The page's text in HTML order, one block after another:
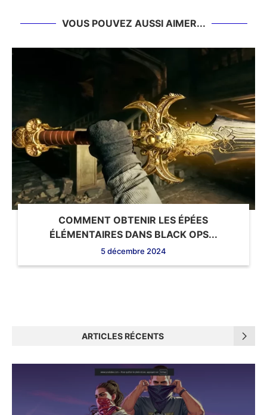
VOUS POUVEZ AUSSI AIMER...
COMMENT OBTENIR LES ÉPÉES
ÉLÉMENTAIRES DANS BLACK OPS...
5 décembre 2024
ARTICLES RÉCENTS